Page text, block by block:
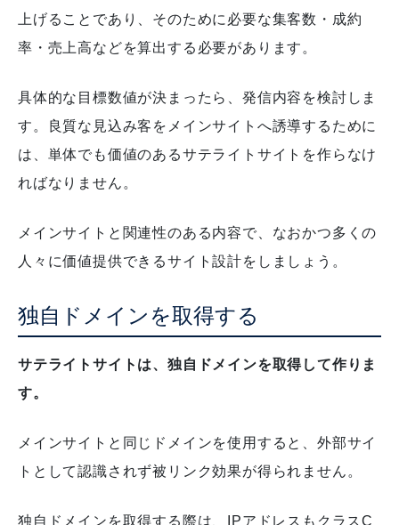
上げることであり、そのために必要な集客数・成約
率・売上高などを算出する必要があります。
具体的な目標数値が決まったら、発信内容を検討しま
す。
良質な見込み客をメインサイトへ誘導するために
は、単体でも価値のあるサテライトサイトを作らなけ
ればなりません。
メインサイトと関連性のある内容で、なおかつ多くの
人々に価値提供できるサイト設計をしましょう。
独自ドメインを取得する
サテライトサイトは、独自ドメインを取得して作りま
す。
メインサイトと同じドメインを使用すると、外部サイ
トとして認識されず被リンク効果が得られません。
独自ドメインを取得する際は、IPアドレスもクラスC